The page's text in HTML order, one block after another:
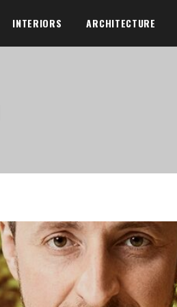
INTERIORS ARCHITECTURE